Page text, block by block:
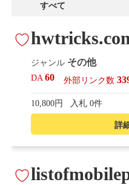
すべて
詳
ジャンル その他
DA60 外部リンク数
10,800円 入札 0件